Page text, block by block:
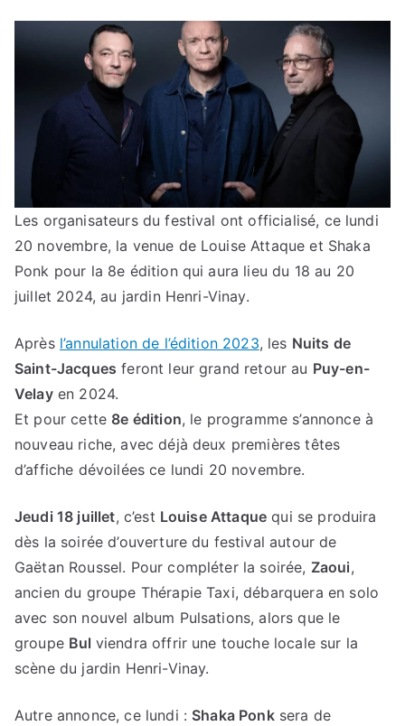
Les organisateurs du festival ont officialisé, ce lundi
20 novembre, la venue de Louise Attaque et Shaka
Ponk pour la 8e édition qui aura lieu du 18 au 20
juillet 2024, au jardin Henri-Vinay.
Après l’annulation de l’édition 2023, les Nuits de
Saint-Jacques feront leur grand retour au Puy-en-
Velayen 2024.
Et pour cette 8e édition, le programme s’annonce à
nouveau riche, avec déjà deux premières têtes
d’affiche dévoilées ce lundi 20 novembre.
Jeudi 18 juillet, c’est Louise Attaque qui se produira
dès la soirée d’ouverture du festival autour de
Gaëtan Roussel. Pour compléter la soirée, Zaoui,
ancien du groupe Thérapie Taxi, débarquera en solo
avec son nouvel album Pulsations, alors que le
groupe Bul viendra offrir une touche locale sur la
scène du jardin Henri-Vinay.
Autre annonce, ce lundi : Shaka Ponksera de